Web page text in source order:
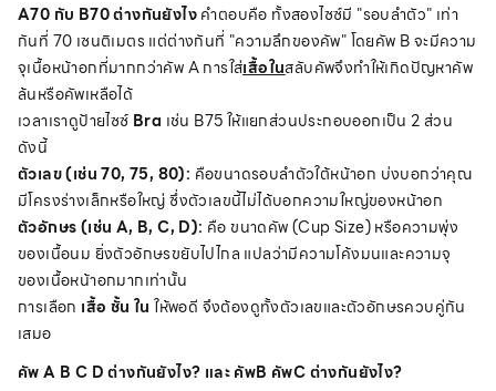
A70 กับ B70 ต่างกันยังไงคำตอบคือ ทั้งสองไซซ์มี "รอบลำตัว" เท่า
กันที่ 70 เซนติเมตร แต่ต่างกันที่ "ความลึกของคัพ" โดยคัพ B จะมีความ
จุเนื้อหน้าอกที่มากกว่าคัพ A การใส่เสื้อในสลับคัพจึงทำให้เกิดปัญหาคัพ
ล้นหรือคัพเหลือได้
เวลาเราดูป้ายไซซ์ Bra เช่น B75 ให้แยกส่วนประกอบออกเป็น 2 ส่วน
ดังนี้
ตัวเลข (เช่น 70, 75, 80): คือขนาดรอบลำตัวใต้หน้าอก บ่งบอกว่าคุณ
มีโครงร่างเล็กหรือใหญ่ ซึ่งตัวเลขนี้ไม่ได้บอกความใหญ่ของหน้าอก
ตัวอักษร (เช่น A, B, C, D): คือ ขนาดคัพ (Cup Size) หรือความพุ่ง
ของเนื้อนม ยิ่งตัวอักษรขยับไปไกล แปลว่ามีความโค้งมนและความจุ
ของเนื้อหน้าอกมากเท่านั้น
การเลือก เสื้อ ชั้น ใน ให้พอดี จึงต้องดูทั้งตัวเลขและตัวอักษรควบคู่กัน
เสมอ
คัพ A B C D ต่างกันยังไง? และ คัพB คัพC ต่างกันยังไง?